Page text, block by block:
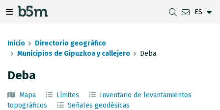
ES
Inicio
Directorio geográfico
Municipios de Gipuzkoa y callejero
Deba
Deba
Mapa Límites
Inventario de levantamientos
topográficos
Señales geodésicas
DESCARGAS
CONJUNTOS DE DATOS
DISTANCIA ENTRE MUNICIPIOS
G-IRUDIA
VISUALIZADOR DE MAPAS DE GIPUZKOA
MAPAS OFFLINE
GEODESIA
RED GNSS EN GIPUZKOA